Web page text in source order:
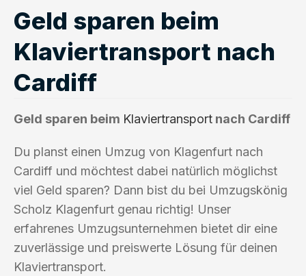
Geld sparen beim
Klaviertransport nach
Cardiff
Geld sparen beim Klaviertransport nach Cardiff
Du planst einen Umzug von Klagenfurt nach
Cardiff und möchtest dabei natürlich möglichst
viel Geld sparen? Dann bist du bei Umzugskönig
Scholz Klagenfurt genau richtig! Unser
erfahrenes Umzugsunternehmen bietet dir eine
zuverlässige und preiswerte Lösung für deinen
Klaviertransport.